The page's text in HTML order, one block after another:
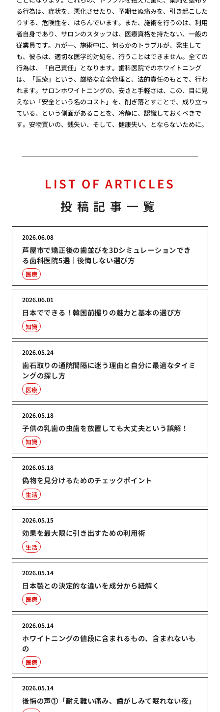
る行為は、症状を、悪化させたり、予期せぬ痛みを、引き起こした
りする、危険性を、はらんでいます。また、施術を行うのは、利用
者自身であり、サロンのスタッフは、医療資格を持たない、一般の
従業員です。万が一、施術中に、何らかのトラブルが、発生して
も、彼らは、適切な医学的対処を、行うことはできません。全ての
行為は、「自己責任」となります。歯科医院でのホワイトニング
は、「医療」という、厳格な安全管理と、法的責任のもとで、行わ
れます。サロンホワイトニングの、安さと手軽さは、この、目に見
えない「安全という名のコスト」を、削ぎ落とすことで、成り立っ
ている、という側面があることを、冷静に、認識しておくべきで
す。安物買いの、銭失い、そして、健康失い、とならないために。
LIST OF ARTICLES
投稿記事一覧
芦屋市で矯正後の歯並びを3Dシミュレーションでき
る歯科医院5選｜後悔しない選び方
2026.06.08
医療
日本でできる！韓国前撮りの魅力と基本の選び方
2026.06.01
知識
歯石取りの通院間隔に迷う理由と自分に最適なタイミ
ングの探し方
2026.05.24
医療
子供の乳歯の虫歯を放置しても大丈夫という誤解！
2026.05.18
知識
偽物を見分けるためのチェックポイント
2026.05.18
生活
効果を最大限に引き出すための利用術
2026.05.15
生活
日本製との決定的な違いを成分から紐解く
2026.05.14
医療
ホワイトニングの値段に含まれるもの、含まれないも
の
2026.05.14
医療
後悔の声①「耐え難い痛み、歯がしみて眠れない夜」
2026.05.14